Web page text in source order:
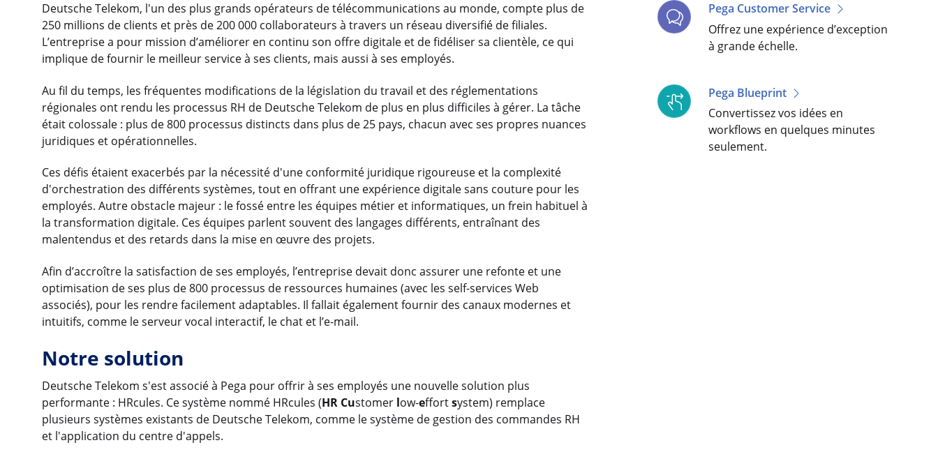
Deutsche Telekom, l'un des plus grands opérateurs de télécommunications au monde, compte plus de
250 millions de clients et près de 200 000 collaborateurs à travers un réseau diversifié de filiales.
L’entreprise a pour mission d’améliorer en continu son offre digitale et de fidéliser sa clientèle, ce qui
implique de fournir le meilleur service à ses clients, mais aussi à ses employés.
Au fil du temps, les fréquentes modifications de la législation du travail et des réglementations
régionales ont rendu les processus RH de Deutsche Telekom de plus en plus difficiles à gérer. La tâche
était colossale : plus de 800 processus distincts dans plus de 25 pays, chacun avec ses propres nuances
juridiques et opérationnelles.
Ces défis étaient exacerbés par la nécessité d'une conformité juridique rigoureuse et la complexité
d'orchestration des différents systèmes, tout en offrant une expérience digitale sans couture pour les
employés. Autre obstacle majeur : le fossé entre les équipes métier et informatiques, un frein habituel à
la transformation digitale. Ces équipes parlent souvent des langages différents, entraînant des
malentendus et des retards dans la mise en œuvre des projets.
Afin d’accroître la satisfaction de ses employés, l’entreprise devait donc assurer une refonte et une
optimisation de ses plus de 800 processus de ressources humaines (avec les self-services Web
associés), pour les rendre facilement adaptables. Il fallait également fournir des canaux modernes et
intuitifs, comme le serveur vocal interactif, le chat et l’e-mail.
Notre solution
Deutsche Telekom s'est associé à Pega pour offrir à ses employés une nouvelle solution plus
performante : HRcules. Ce système nommé HRcules (HR Customer low-effortsystem) remplace
plusieurs systèmes existants de Deutsche Telekom, comme le système de gestion des commandes RH
et l'application du centre d'appels.
Pega Customer Service
Offrez une expérience d’exception
à grande échelle.
Pega Blueprint
Convertissez vos idées en
workflows en quelques minutes
seulement.